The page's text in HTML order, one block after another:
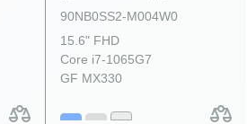
90NB0SS2-M004W0
15.6" FHD
Core i7-1065G7
GF MX330